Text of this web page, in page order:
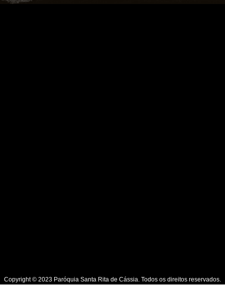
Copyright © 2023 Paróquia Santa Rita de Cássia. Todos os direitos reservados.